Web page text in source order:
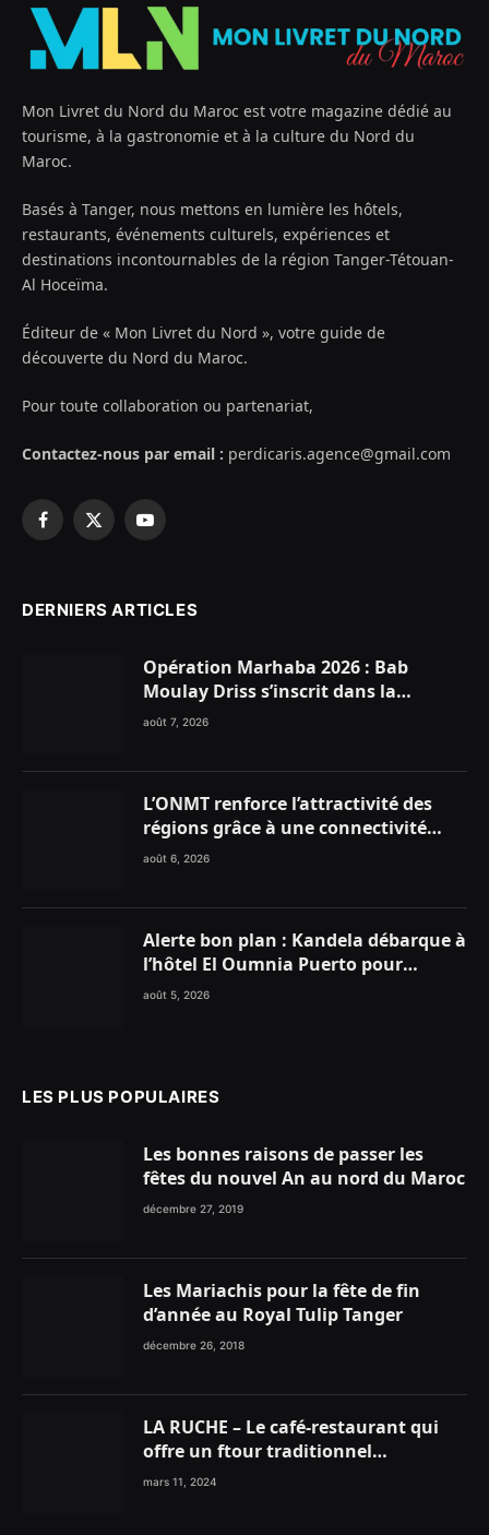
Mon Livret du Nord du Maroc est votre magazine dédié au
tourisme, à la gastronomie et à la culture du Nord du
Maroc.
Basés à Tanger, nous mettons en lumière les hôtels,
restaurants, événements culturels, expériences et
destinations incontournables de la région Tanger-Tétouan-
Al Hoceïma.
Éditeur de « Mon Livret du Nord », votre guide de
découverte du Nord du Maroc.
Pour toute collaboration ou partenariat,
Contactez-nous par email : perdicaris.agence@gmail.com
Facebook
X
YouTube
DERNIERS ARTICLES
Opération Marhaba 2026 : Bab
Moulay Driss s’inscrit dans la
dynamique nationale en faveur des
août 7, 2026
L’ONMT renforce l’attractivité des
régions grâce à une connectivité
aérienne historique de Ryanair
août 6, 2026
Alerte bon plan : Kandela débarque à
l’hôtel El Oumnia Puerto pour
enflammer le Chiringuito Malibu
août 5, 2026
LES PLUS POPULAIRES
Les bonnes raisons de passer les
fêtes du nouvel An au nord du Maroc
décembre 27, 2019
Les Mariachis pour la fête de fin
d’année au Royal Tulip Tanger
décembre 26, 2018
LA RUCHE – Le café-restaurant qui
offre un ftour traditionnel
gourmand
mars 11, 2024